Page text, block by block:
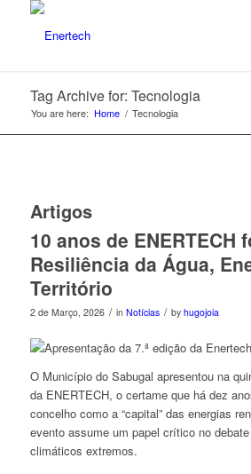
Tag Archive for: Tecnologia
You are here: Home / Tecnologia
Artigos
10 anos de ENERTECH
Resiliência da Água,
Território
2 de Março, 2026 / in Notícias / by hugojoia
O Município do Sabugal apresentou na
da ENERTECH, o certame que há dez
concelho como a “capital” das energias
evento assume um papel crítico no
climáticos extremos.